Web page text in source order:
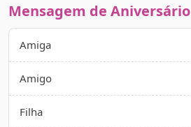
Mensagem de Aniversário
Amiga
Amigo
Filha